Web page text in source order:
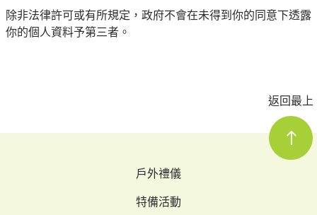
除非法律許可或有所規定，政府不會在未得到你的同意下透露
你的個人資料予第三者。
返回最上
戶外禮儀
特備活動